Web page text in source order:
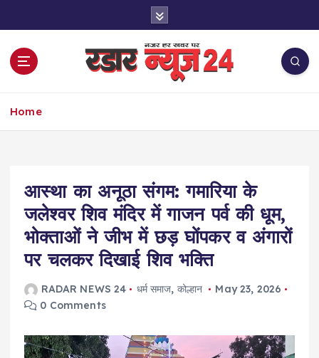
Home
आस्था का अनूठा संगम: गमारिया के
जलेश्वर शिव मंदिर में गाजन पर्व की धूम,
भोक्ताओं ने जीभ में छड़ घोंपकर व अंगारों
पर चलकर दिखाई शिव भक्ति
RADAR NEWS 24 धर्म समाज, कोल्हान
May 23, 2026
0 Comments